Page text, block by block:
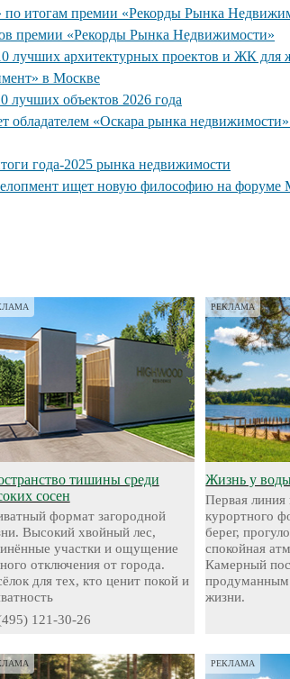
по итогам премии «Рекорды Рынка
премии «Рекорды Рынка Недвижимости»
лучших архитектурных проектов и ЖК для
в Москве
объектов 2026 года
обладателем «Оскара рынка
года-2025 рынка недвижимости
ищет новую философию на форуме
тишины среди
сосен
формат загородной
Высокий хвойный лес,
участки и ощущение
отключения от города.
для тех, кто ценит покой и
121-30-26
РЕКЛАМА
Жизнь у
Первая
курортного
берег,
спокойная
Камерный
продуманным
жизни.
РЕКЛАМА